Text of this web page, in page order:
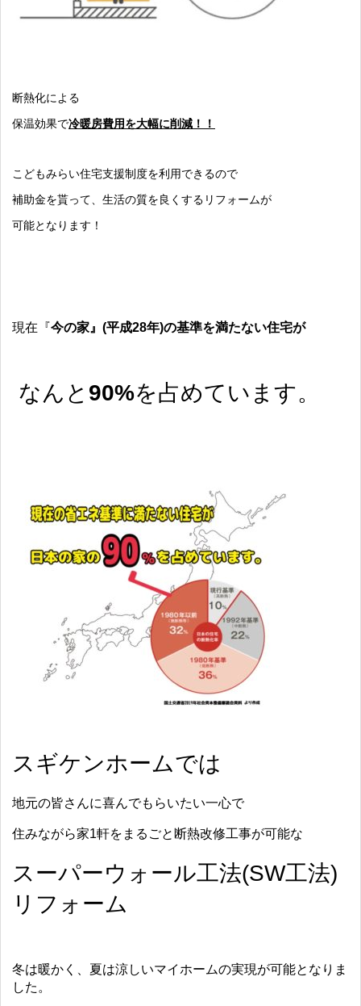
断熱化による
保温効果で冷暖房費用を大幅に削減！！
こどもみらい住宅支援制度を利用できるので
補助金を貰って、生活の質を良くするリフォームが
可能となります！
現在『今の家』(平成28年)の基準を満たない住宅が
なんと 90%を占めています。
スギケンホームでは
地元の皆さんに喜んでもらいたい一心で
住みながら家1軒をまるごと断熱改修工事が可能な
スーパーウォール工法(SW工法)
リフォーム
冬は暖かく、夏は涼しいマイホームの実現が可能となりま
した。